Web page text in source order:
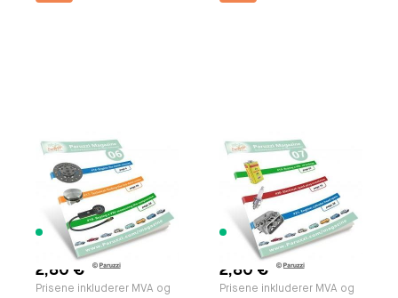
Paruzzi Magazine,
edition 06 EN.
pocket format (A5)
Paruzzi nummer:591836
Produsent:Paruzzi
391 varer
tilgjengelig
2,80 €
Prisene inkluderer MVA og
Paruzzi Magazine,
edition 07 EN.
pocket format (A5)
Paruzzi nummer:591837
Produsent:
Paruzzi
385 varer
tilgjengelig
2,80 €
Prisene inkluderer MVA og